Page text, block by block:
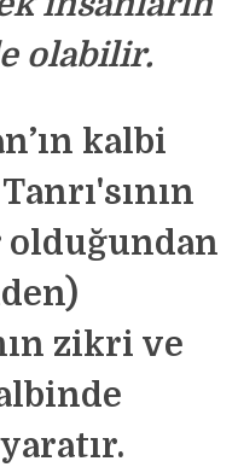
olabilir.
kalbi
olduğundan
zikri ve